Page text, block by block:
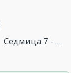
Седмица 7 - Финализиране на Минипроект 02 и форматиране